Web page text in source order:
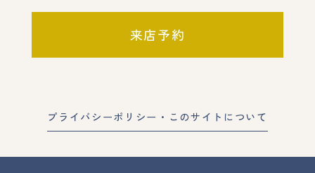
来店予約
プライバシーポリシー・このサイトについて